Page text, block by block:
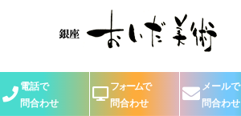
電話で
問合わせ
フォームで
問合わせ
メールで
問合わせ